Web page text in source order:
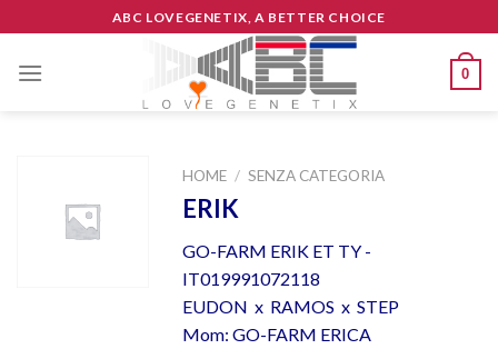
to
content
ABC LOVEGENETIX, A BETTER CHOICE
0
HOME / SENZA CATEGORIA
ERIK
GO-FARM ERIK ET TY -
IT019991072118
EUDON x RAMOS x STEP
Mom: GO-FARM ERICA